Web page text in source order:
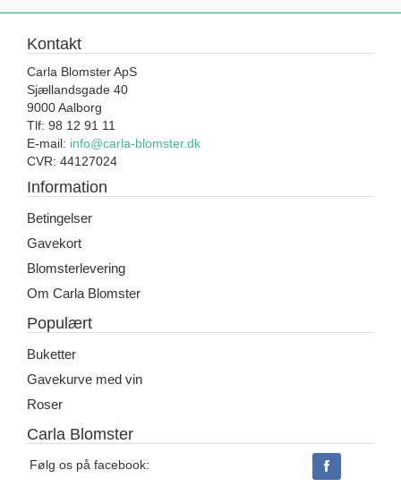
Kontakt
Carla Blomster ApS
Sjællandsgade 40
9000 Aalborg
Tlf: 98 12 91 11
E-mail: info@carla-blomster.dk
CVR: 44127024
Information
Betingelser
Gavekort
Blomsterlevering
Om Carla Blomster
Populært
Buketter
Gavekurve med vin
Roser
Carla Blomster
Følg os på facebook: